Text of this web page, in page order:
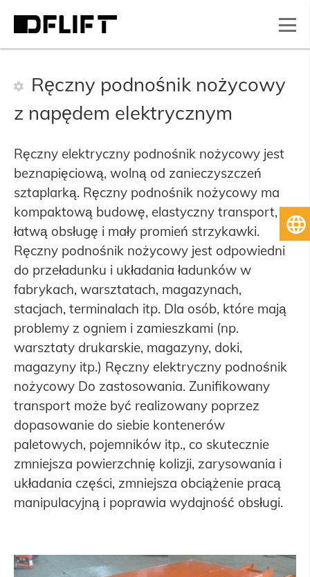
Ręczny podnośnik nożycowy
z napędem elektrycznym
Ręczny elektryczny podnośnik nożycowy jest
beznapięciową, wolną od zanieczyszczeń
sztaplarką. Ręczny podnośnik nożycowy ma
kompaktową budowę, elastyczny transport,
łatwą obsługę i mały promień strzykawki.
Ręczny podnośnik nożycowy jest odpowiedni
do przeładunku i układania ładunków w
fabrykach, warsztatach, magazynach,
stacjach, terminalach itp. Dla osób, które mają
problemy z ogniem i zamieszkami (np.
warsztaty drukarskie, magazyny, doki,
magazyny itp.) Ręczny elektryczny podnośnik
nożycowy Do zastosowania. Zunifikowany
transport może być realizowany poprzez
dopasowanie do siebie kontenerów
paletowych, pojemników itp., co skutecznie
zmniejsza powierzchnię kolizji, zarysowania i
układania części, zmniejsza obciążenie pracą
manipulacyjną i poprawia wydajność obsługi.